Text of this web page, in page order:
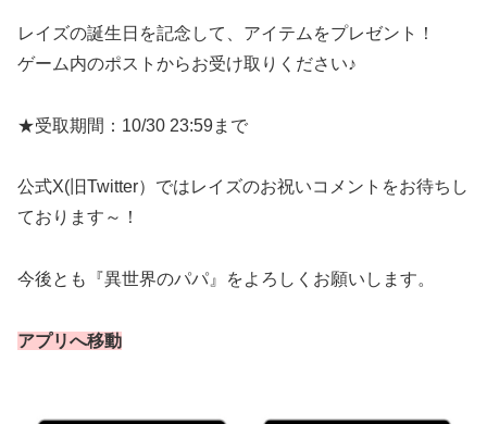
レイズの誕生日を記念して、アイテムをプレゼント！
ゲーム内のポストからお受け取りください♪
★受取期間：10/30 23:59まで
公式X(旧Twitter）ではレイズのお祝いコメントをお待ちし
ております～！
今後とも『異世界のパパ』をよろしくお願いします。
アプリへ移動